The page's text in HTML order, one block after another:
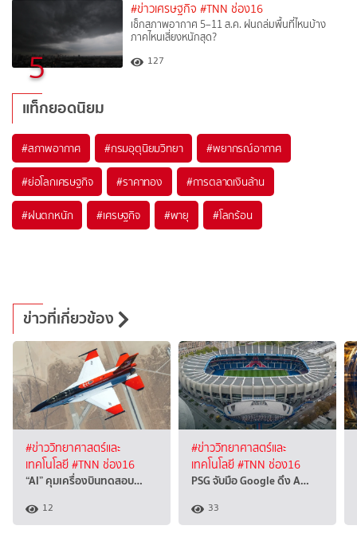
5
#ข่าวเศรษฐกิจ #TNN ช่อง16
เช็กสภาพอากาศ 5–11 ส.ค. ฝนถล่มพื้นที่ไหนบ้าง
ภาคไหนเสี่ยงหนักสุด?
127
แท็กยอดนิยม
#สภาพอากาศ #กรมอุตุนิยมวิทยา #พยากรณ์อากาศ
#ย่อโลกเศรษฐกิจ #ราคาทอง #การตลาดเงินล้าน
#ฝนตกหนัก #เศรษฐกิจ #พายุ #โลกร้อน
ข่าวที่เกี่ยวข้อง
#ข่าววิทยาศาสตร์และ
เทคโนโลยี#TNN ช่อง16
“AI” คุมเครื่องบินทดสอบ…
12
#ข่าววิทยาศาสตร์และ
เทคโนโลยี#TNN ช่อง16
PSG จับมือ Google ดึง A…
33